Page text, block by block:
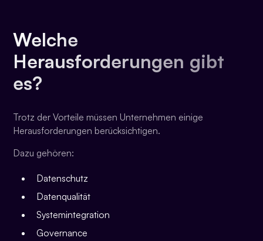
Welche
Herausforderungen gibt
es?
Trotz der Vorteile müssen Unternehmen einige
Herausforderungen berücksichtigen.
Dazu gehören:
Datenschutz
Datenqualität
Systemintegration
Governance